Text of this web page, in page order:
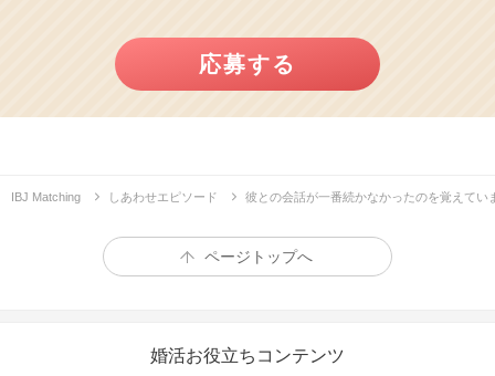
応募する
IBJ Matching しあわせエピソード 彼との会話が一番続かなかったのを覚えてい
ページトップへ
婚活お役立ちコンテンツ